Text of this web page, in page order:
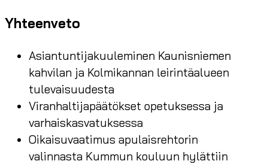
Yhteenveto
Asiantuntijakuuleminen Kaunisniemen
kahvilan ja Kolmikannan leirintäalueen
tulevaisuudesta
Viranhaltijapäätökset opetuksessa ja
varhaiskasvatuksessa
Oikaisuvaatimus apulaisrehtorin
valinnasta Kummun kouluun hylättiin